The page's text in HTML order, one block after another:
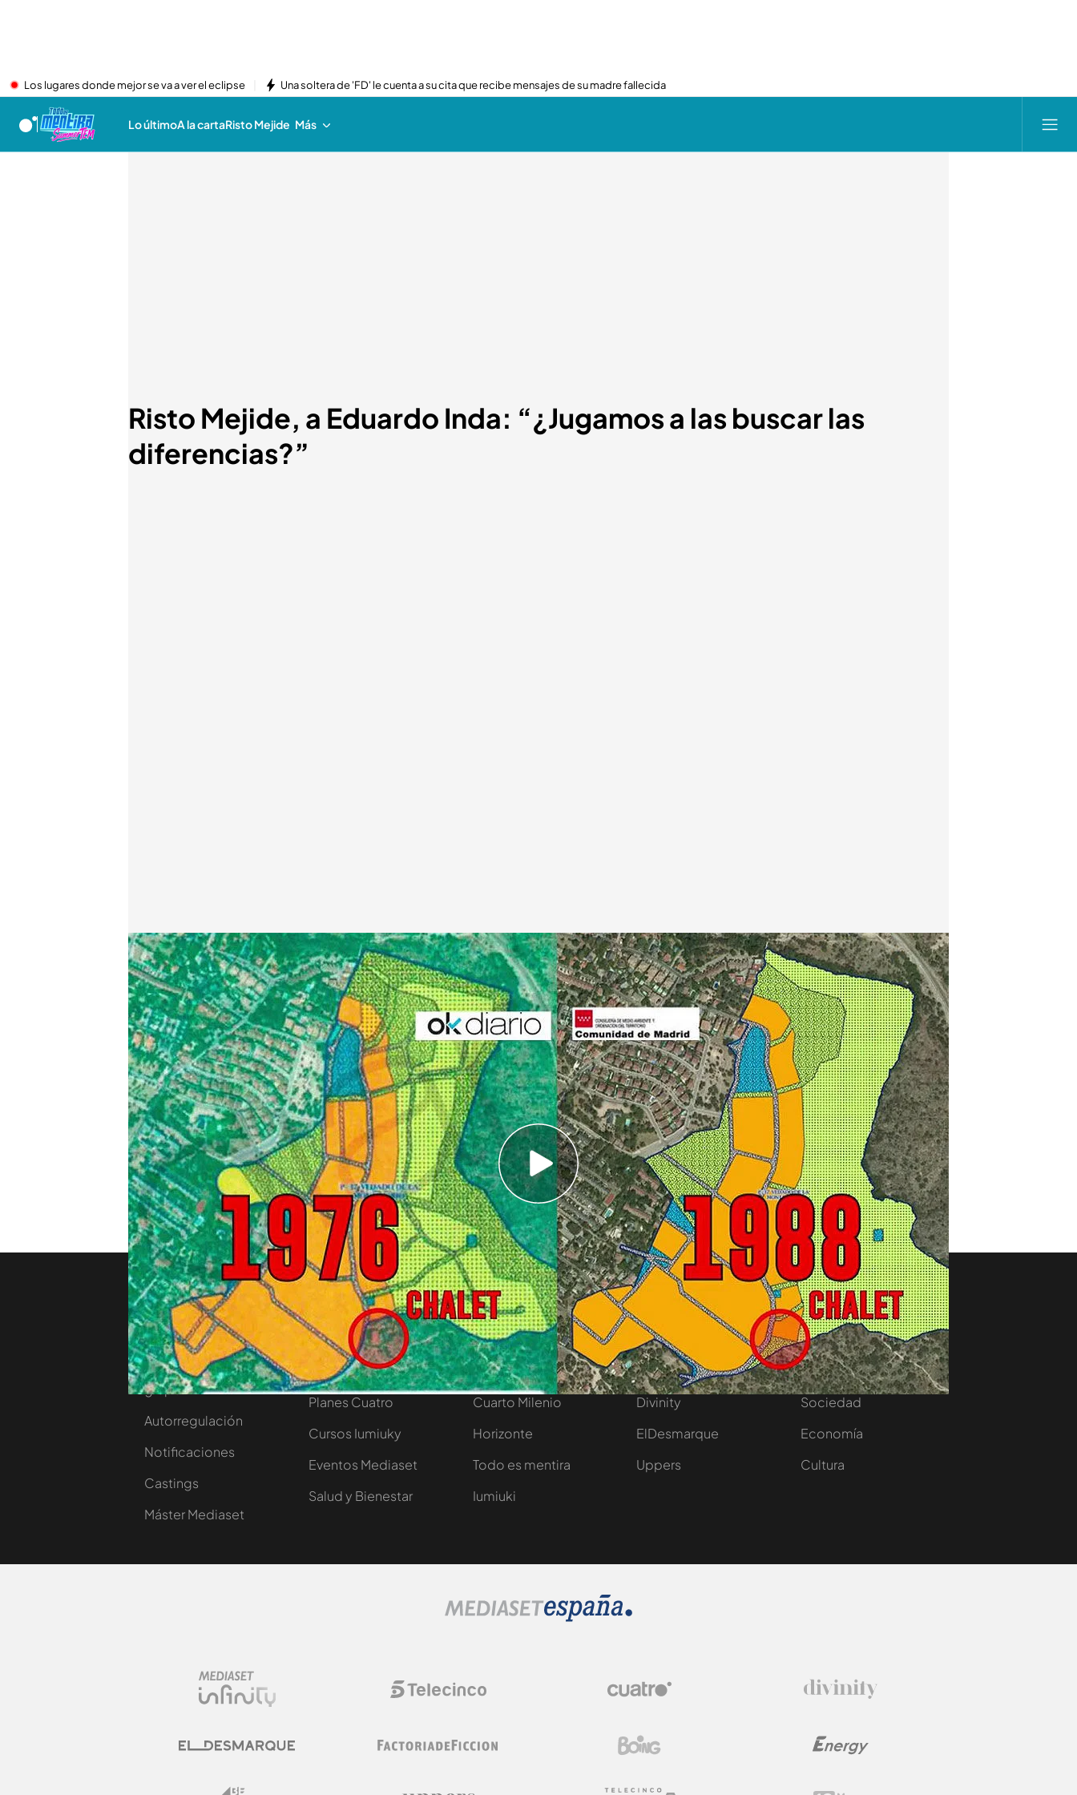
Los lugares donde mejor se va a ver el eclipse Una soltera de 'FD' le cuenta a su cita que recibe mensajes de su madre fallecida
Lo últimoA la cartaRisto Mejide Más
Risto Mejide, a Eduardo Inda: “¿Jugamos a las buscar las
diferencias?”
cuatro.com
16 ENE 2019 - 16:24h.
Compartir
La prueba definitiva para demostrar que la noticia de Ok Diario sobre el
chalet de Pablo Iglesias e Irene montero, es que la noticia de Ok Diario
sobre el chalet de Pablo Iglesias está basada en un plano urbanístico de
1976 que ya no está en vigor, y no en el actual plano de 1988 por el que se
rige el suelo urbanizable del municipio. Lo que la gente puede que no sepa
es que para llegar al plano de 1976 hay que revisar primer el de 1988.
Nosotros
Contacta
Trabaja en nuestro
grupo
Autorregulación
Notificaciones
Castings
Máster Mediaset
Corporativo
Comprar entradas
Ofertas y regalos
Planes Cuatro
Cursos Iumiuky
Eventos Mediaset
Salud y Bienestar
Programas
First Dates
En boca de todos
Cuarto Milenio
Horizonte
Todo es mentira
Iumiuki
Más de Mediaset
Mediaset Infinity
Telecinco
Divinity
ElDesmarque
Uppers
Noticias Cuatro
Nacional
Internacional
Sociedad
Economía
Cultura